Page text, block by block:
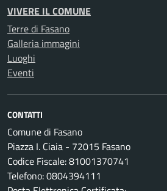
VIVERE IL COMUNE
Terre di Fasano
Galleria immagini
Luoghi
Eventi
CONTATTI
Comune di Fasano
Piazza I. Ciaia - 72015 Fasano
Codice Fiscale: 81001370741
Telefono: 0804394111